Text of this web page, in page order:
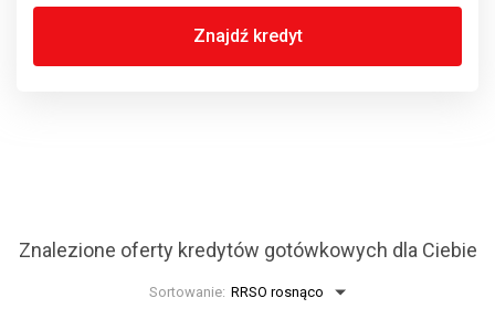
Znajdź kredyt
Znalezione oferty kredytów gotówkowych dla Ciebie
Sortowanie: